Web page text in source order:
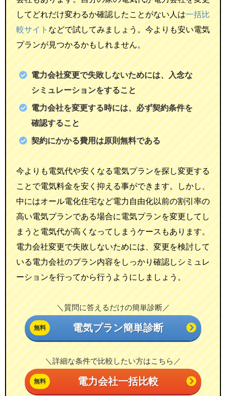
してどれだけ変わるか確認したことがない人は一括比
較サイトなどで試してみましょう。今よりも安い電気
プランが見つかるかもしれません。
電力会社変更で失敗しないためには、入念な
シミュレーションをすること
電力会社を変更する時には、必ず契約条件を
確認すること
契約にかかる費用は原則無料である
今よりも電気代や安くなる電気プランを探し変更する
ことで電気料金を安く抑える事ができます。しかし、
中にはオール電化住宅など電力自由化以前の割引率の
高い電気プランである場合に電気プランを変更してし
まうと電気代が高くなってしまうケースもあります。
電力会社変更で失敗しないためには、変更を検討して
いる電力会社のプラン内容をしっかり確認しシミュレ
ーションを行ってから行うようにしましょう。
＼質問に答えるだけの簡単診断／
電気プラン簡単診断
＼詳細な条件で比較したい方はこちら／
電力会社一括比較